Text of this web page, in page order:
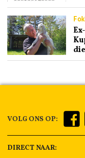
VOLG ONS OP:
DIRECT NAAR: